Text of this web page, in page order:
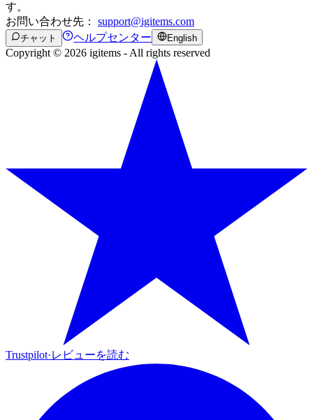
す。
お問い合わせ先： support@igitems.com
チャット ヘルプセンター English
Copyright © 2026 igitems - All rights reserved
Trustpilot· レビューを読む